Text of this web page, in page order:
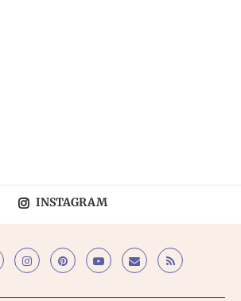
INSTAGRAM